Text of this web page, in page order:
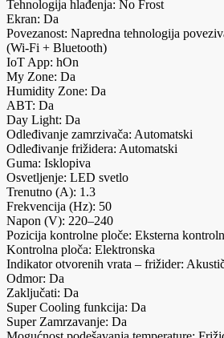
Tehnologija hlađenja: No Frost
Ekran: Da
Povezanost: Napredna tehnologija
(Wi-Fi + Bluetooth)
IoT App: hOn
My Zone: Da
Humidity Zone: Da
ABT: Da
Day Light: Da
Odleđivanje zamrzivača: Automatski
Odleđivanje frižidera: Automatski
Guma: Isklopiva
Osvetljenje: LED svetlo
Trenutno (A): 1.3
Frekvencija (Hz): 50
Napon (V): 220–240
Pozicija kontrolne ploče: Eksterna
Kontrolna ploča: Elektronska
Indikator otvorenih vrata – frižider:
Odmor: Da
Zaključati: Da
Super Cooling funkcija: Da
Super Zamrzavanje: Da